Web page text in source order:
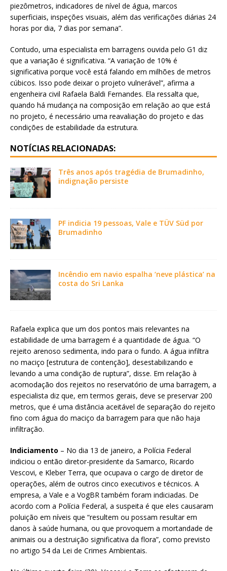
piezômetros, indicadores de nível de água, marcos
superficiais, inspeções visuais, além das verificações diárias 24
horas por dia, 7 dias por semana”.
Contudo, uma especialista em barragens ouvida pelo G1 diz
que a variação é significativa. “A variação de 10% é
significativa porque você está falando em milhões de metros
cúbicos. Isso pode deixar o projeto vulnerável”, afirma a
engenheira civil Rafaela Baldi Fernandes. Ela ressalta que,
quando há mudança na composição em relação ao que está
no projeto, é necessário uma reavaliação do projeto e das
condições de estabilidade da estrutura.
NOTÍCIAS RELACIONADAS:
Três anos após tragédia de Brumadinho,
indignação persiste
PF indicia 19 pessoas, Vale e TÜV Süd por
Brumadinho
Incêndio em navio espalha ‘neve plástica’ na
costa do Sri Lanka
Rafaela explica que um dos pontos mais relevantes na
estabilidade de uma barragem é a quantidade de água. “O
rejeito arenoso sedimenta, indo para o fundo. A água infiltra
no maciço [estrutura de contenção], desestabilizando e
levando a uma condição de ruptura”, disse. Em relação à
acomodação dos rejeitos no reservatório de uma barragem, a
especialista diz que, em termos gerais, deve se preservar 200
metros, que é uma distância aceitável de separação do rejeito
fino com água do maciço da barragem para que não haja
infiltração.
Indiciamento – No dia 13 de janeiro, a Polícia Federal
indiciou o então diretor-presidente da Samarco, Ricardo
Vescovi, e Kleber Terra, que ocupava o cargo de diretor de
operações, além de outros cinco executivos e técnicos. A
empresa, a Vale e a VogBR também foram indiciadas. De
acordo com a Polícia Federal, a suspeita é que eles causaram
poluição em níveis que “resultem ou possam resultar em
danos à saúde humana, ou que provoquem a mortandade de
animais ou a destruição significativa da flora”, como previsto
no artigo 54 da Lei de Crimes Ambientais.